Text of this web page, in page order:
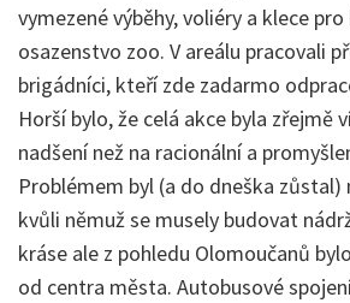
vymezené výběhy, voliéry a klece
osazenstvo zoo. V areálu pracovali
brigádníci, kteří zde zadarmo
Horší bylo, že celá akce byla zřejmě
nadšení než na racionální a
Problémem byl (a do dneška
kvůli němuž se musely budovat
kráse ale z pohledu Olomoučanů
od centra města. Autobusové